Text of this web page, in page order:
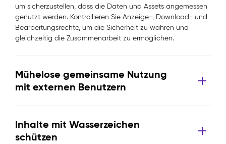
um sicherzustellen, dass die Daten und Assets angemessen
genutzt werden. Kontrollieren Sie Anzeige-, Download- und
Bearbeitungsrechte, um die Sicherheit zu wahren und
gleichzeitig die Zusammenarbeit zu ermöglichen.
Mühelose gemeinsame Nutzung
mit externen Benutzern
Inhalte mit Wasserzeichen
schützen